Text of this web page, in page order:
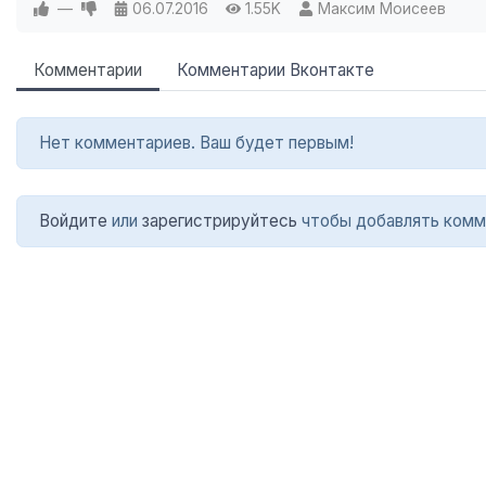
— 06.07.2016 1.55K Максим Моисеев
Комментарии Комментарии Вконтакте
Нет комментариев. Ваш будет первым!
Войдите или зарегистрируйтесь чтобы добавлять